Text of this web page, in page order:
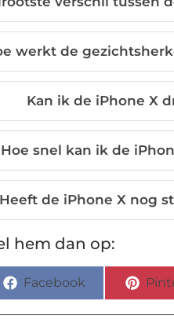
werkt de
Kan ik de iPhone X
Hoe snel kan ik de
Heeft de iPhone X nog
hem dan op:
Facebook